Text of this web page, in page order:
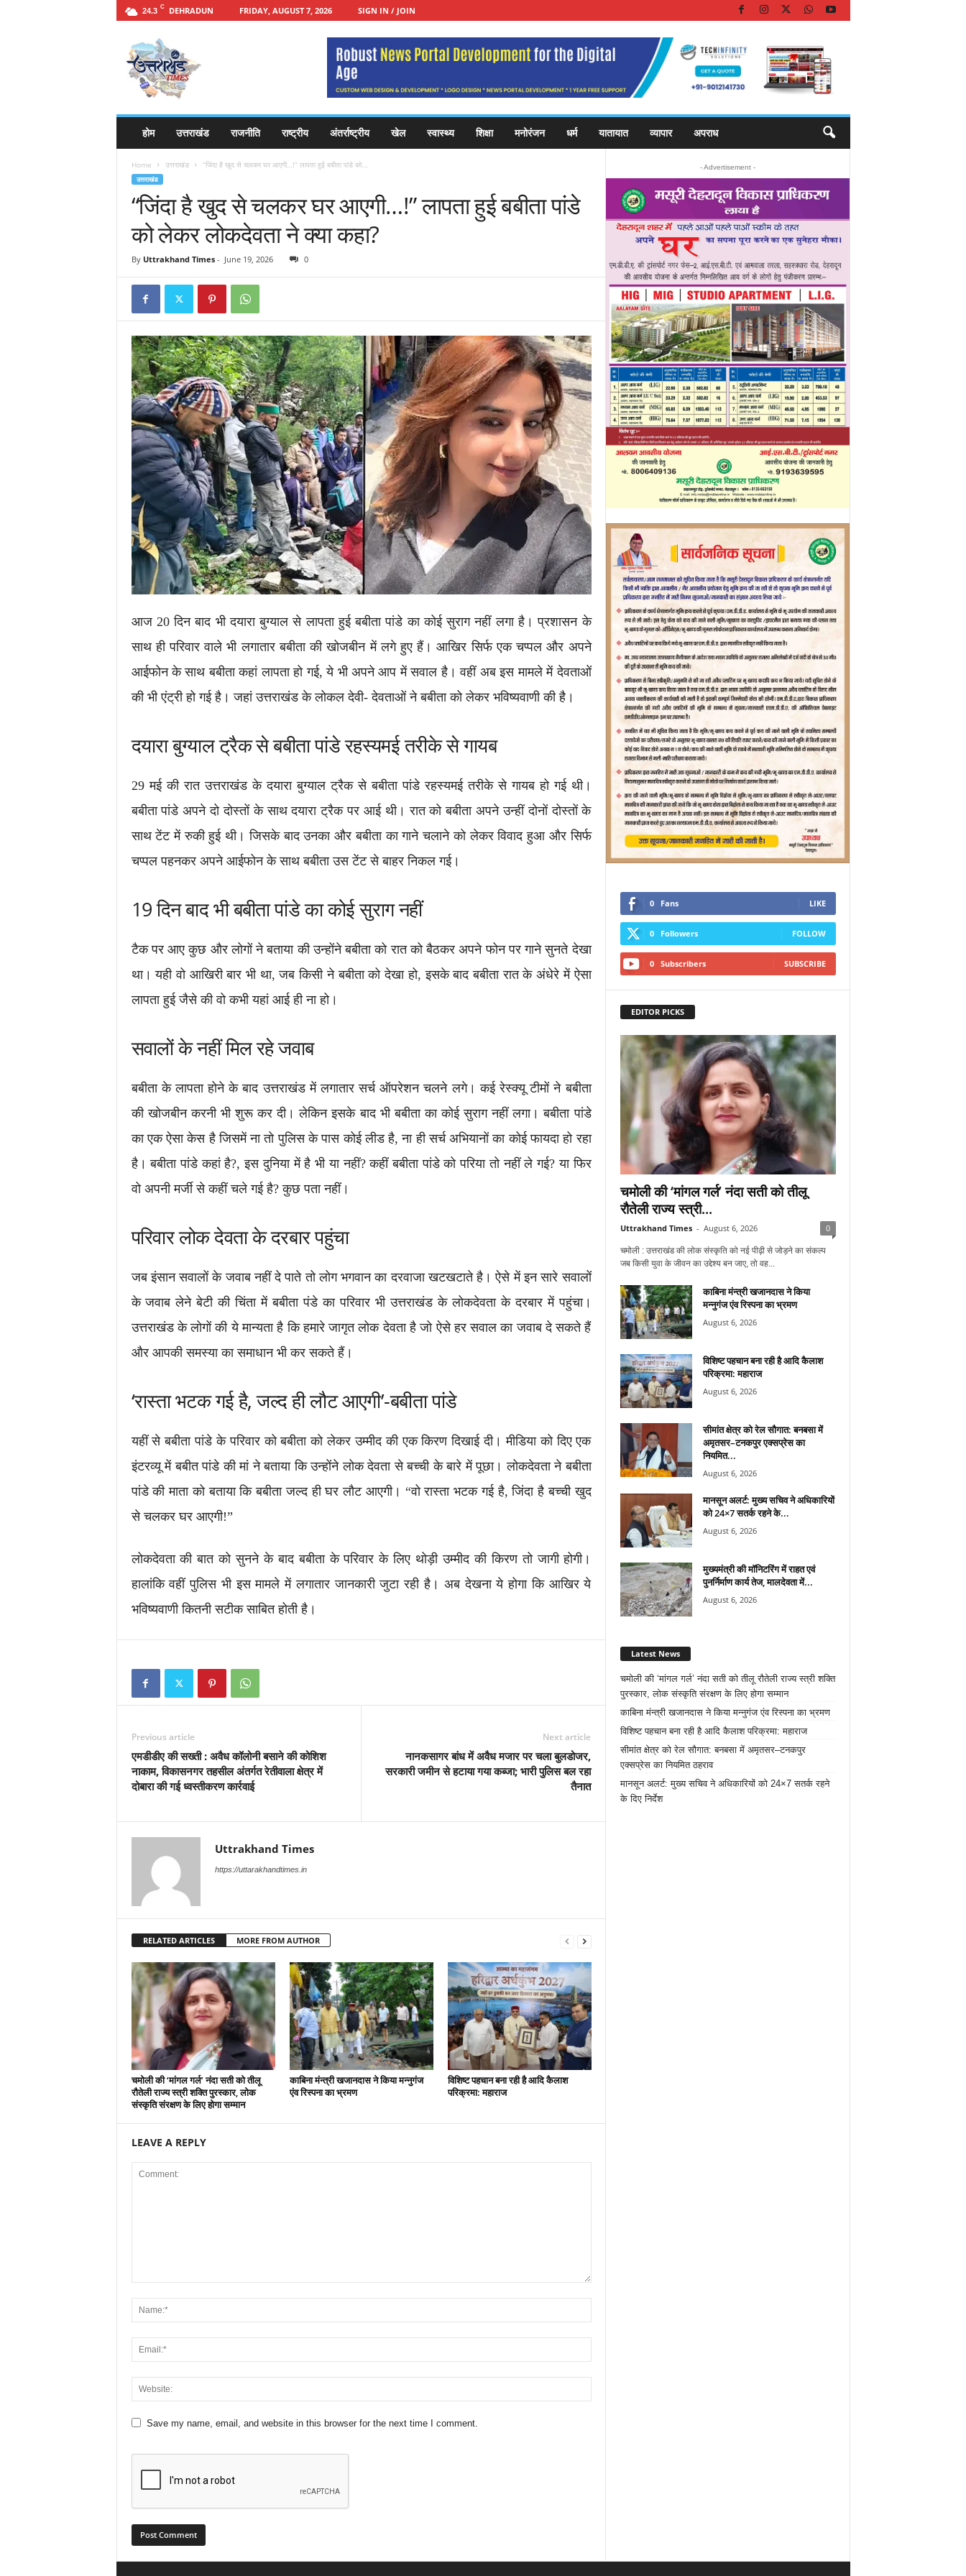
24.3 C DEHRADUN FRIDAY, AUGUST 7, 2026 SIGN IN / JOIN
a
t
होम उत्तराखंड राजनीति राष्ट्रीय अंतर्राष्ट्रीय खेल स्वास्थ्य शिक्षा मनोरंजन धर्म यातायात व्यापार अपराध
Home उत्तराखंड “जिंदा है खुद से चलकर घर आएगी…!” लापता हुई बबीता पांडे को...
उत्तराखंड
“जिंदा है खुद से चलकर घर आएगी…!” लापता हुई बबीता पांडे
को लेकर लोकदेवता ने क्या कहा?
By Uttrakhand Times- June 19, 2026 0
आज 20 दिन बाद भी दयारा बुग्याल से लापता हुई बबीता पांडे का कोई सुराग नहीं लगा है। प्रशासन के
साथ ही परिवार वाले भी लगातार बबीता की खोजबीन में लगे हुए हैं। आखिर सिर्फ एक चप्पल और अपने
आईफोन के साथ बबीता कहां लापता हो गई, ये भी अपने आप में सवाल है। वहीं अब इस मामले में देवताओं
की भी एंट्री हो गई है। जहां उत्तराखंड के लोकल देवी- देवताओं ने बबीता को लेकर भविष्यवाणी की है।
दयारा बुग्याल ट्रैक से बबीता पांडे रहस्यमई तरीके से गायब
29 मई की रात उत्तराखंड के दयारा बुग्याल ट्रैक से बबीता पांडे रहस्यमई तरीके से गायब हो गई थी।
बबीता पांडे अपने दो दोस्तों के साथ दयारा ट्रैक पर आई थी। रात को बबीता अपने उन्हीं दोनों दोस्तों के
साथ टेंट में रुकी हुई थी। जिसके बाद उनका और बबीता का गाने चलाने को लेकर विवाद हुआ और सिर्फ
चप्पल पहनकर अपने आईफोन के साथ बबीता उस टेंट से बाहर निकल गई।
19 दिन बाद भी बबीता पांडे का कोई सुराग नहीं
टैक पर आए कुछ और लोगों ने बताया की उन्होंने बबीता को रात को बैठकर अपने फोन पर गाने सुनते देखा
था। यही वो आखिरी बार भी था, जब किसी ने बबीता को देखा हो, इसके बाद बबीता रात के अंधेरे में ऐसा
लापता हुई जैसे की वो कभी यहां आई ही ना हो।
सवालों के नहीं मिल रहे जवाब
बबीता के लापता होने के बाद उत्तराखंड में लगातार सर्च ऑपरेशन चलने लगे। कई रेस्क्यू टीमों ने बबीता
की खोजबीन करनी भी शुरू कर दी। लेकिन इसके बाद भी बबीता का कोई सुराग नहीं लगा। बबीता पांडे
का एक ऐसा केस है जिसमें ना तो पुलिस के पास कोई लीड है, ना ही सर्च अभियानों का कोई फायदा हो रहा
है। बबीता पांडे कहां है?, इस दुनिया में है भी या नहीं? कहीं बबीता पांडे को परिया तो नहीं ले गई? या फिर
वो अपनी मर्जी से कहीं चले गई है? कुछ पता नहीं।
परिवार लोक देवता के दरबार पहुंचा
जब इंसान सवालों के जवाब नहीं दे पाते तो लोग भगवान का दरवाजा खटखटाते है। ऐसे में इन सारे सवालों
के जवाब लेने बेटी की चिंता में बबीता पंडे का परिवार भी उत्तराखंड के लोकदेवता के दरबार में पहुंचा।
उत्तराखंड के लोगों की ये मान्यता है कि हमारे जागृत लोक देवता है जो ऐसे हर सवाल का जवाब दे सकते हैं
और आपकी समस्या का समाधान भी कर सकते हैं।
‘रास्ता भटक गई है, जल्द ही लौट आएगी’-बबीता पांडे
यहीं से बबीता पांडे के परिवार को बबीता को लेकर उम्मीद की एक किरण दिखाई दी। मीडिया को दिए एक
इंटरव्यू में बबीत पांडे की मां ने बताया कि उन्होंने लोक देवता से बच्ची के बारे में पूछा। लोकदेवता ने बबीता
पांडे की माता को बताया कि बबीता जल्द ही घर लौट आएगी। “वो रास्ता भटक गई है, जिंदा है बच्ची खुद
से चलकर घर आएगी!”
लोकदेवता की बात को सुनने के बाद बबीता के परिवार के लिए थोड़ी उम्मीद की किरण तो जागी होगी।
हालांकि वहीं पुलिस भी इस मामले में लगातार जानकारी जुटा रही है। अब देखना ये होगा कि आखिर ये
भविष्यवाणी कितनी सटीक साबित होती है।
Previous article
एमडीडीए की सख्ती : अवैध कॉलोनी बसाने की कोशिश
नाकाम, विकासनगर तहसील अंतर्गत रेतीवाला क्षेत्र में
दोबारा की गई ध्वस्तीकरण कार्रवाई
Next article
नानकसागर बांध में अवैध मजार पर चला बुलडोजर,
सरकारी जमीन से हटाया गया कब्जा; भारी पुलिस बल रहा
तैनात
Uttrakhand Times
https://uttarakhandtimes.in
RELATED ARTICLES MORE FROM AUTHOR
चमोली की ‘मांगल गर्ल’ नंदा सती को तीलू
रौतेली राज्य स्त्री शक्ति पुरस्कार, लोक
संस्कृति संरक्षण के लिए होगा सम्मान
काबिना मंन्त्री खजानदास ने किया मन्नुगंज
एंव रिस्पना का भ्रमण
विशिष्ट पहचान बना रही है आदि कैलाश
परिक्रमा: महाराज
LEAVE A REPLY
Save my name, email, and website in this browser for the next time I comment.
- Advertisement -
0 Fans LIKE
0 Followers FOLLOW
0 Subscribers SUBSCRIBE
EDITOR PICKS
चमोली की ‘मांगल गर्ल’ नंदा सती को तीलू
रौतेली राज्य स्त्री...
Uttrakhand Times - August 6, 2026 0
चमोली : उत्तराखंड की लोक संस्कृति को नई पीढ़ी से जोड़ने का संकल्प
जब किसी युवा के जीवन का उद्देश्य बन जाए, तो वह...
काबिना मंन्त्री खजानदास ने किया
मन्नुगंज एंव रिस्पना का भ्रमण
August 6, 2026
विशिष्ट पहचान बना रही है आदि कैलाश
परिक्रमा: महाराज
August 6, 2026
सीमांत क्षेत्र को रेल सौगात: बनबसा में
अमृतसर–टनकपुर एक्सप्रेस का
नियमित...
August 6, 2026
मानसून अलर्ट: मुख्य सचिव ने अधिकारियों
को 24×7 सतर्क रहने के...
August 6, 2026
मुख्यमंत्री की मॉनिटरिंग में राहत एवं
पुनर्निर्माण कार्य तेज, मालदेवता में...
August 6, 2026
Latest News
चमोली की ‘मांगल गर्ल’ नंदा सती को तीलू रौतेली राज्य स्त्री शक्ति
पुरस्कार, लोक संस्कृति संरक्षण के लिए होगा सम्मान
काबिना मंन्त्री खजानदास ने किया मन्नुगंज एंव रिस्पना का भ्रमण
विशिष्ट पहचान बना रही है आदि कैलाश परिक्रमा: महाराज
सीमांत क्षेत्र को रेल सौगात: बनबसा में अमृतसर–टनकपुर
एक्सप्रेस का नियमित ठहराव
मानसून अलर्ट: मुख्य सचिव ने अधिकारियों को 24×7 सतर्क रहने
के दिए निर्देश